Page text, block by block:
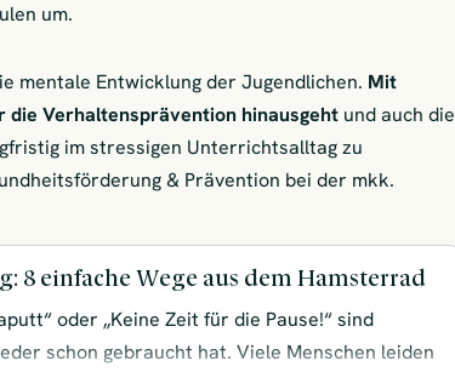
um.
mentale Entwicklung der Jugendlichen. Mit
Verhaltensprävention hinausgeht und auch die
im stressigen Unterrichtsalltag zu
& Prävention bei der mkk.
8 einfache Wege aus dem Hamsterrad
oder „Keine Zeit für die Pause!“ sind
schon gebraucht hat. Viele Menschen leiden